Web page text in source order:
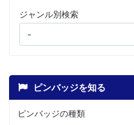
ジャンル別検索
ピンバッジを知る
ピンバッジの種類